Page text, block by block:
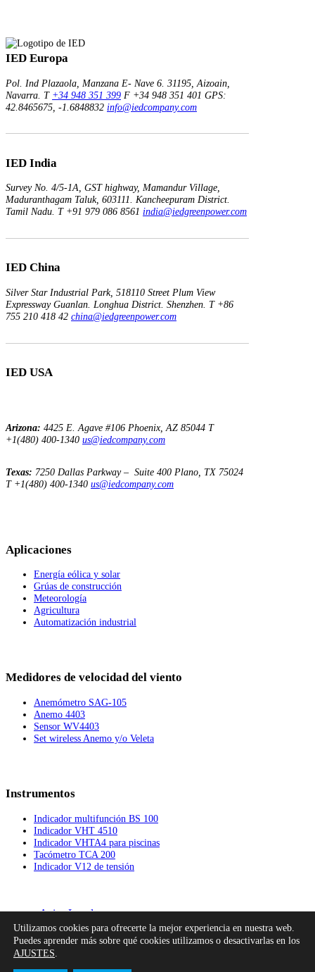
IED Europa
Pol. Ind Plazaola, Manzana E- Nave 6. 31195, Aizoain,
Navarra. T +34 948 351 399 F +34 948 351 401 GPS:
42.8465675, -1.6848832 info@iedcompany.com
IED India
Survey No. 4/5-1A, GST highway, Mamandur Village,
Maduranthagam Taluk, 603111. Kancheepuram District.
Tamil Nadu. T +91 979 086 8561 india@iedgreenpower.com
IED China
Silver Star Industrial Park, 518110 Street Plum View
Expressway Guanlan. Longhua District. Shenzhen. T +86
755 210 418 42 china@iedgreenpower.com
IED USA
Arizona: 4425 E. Agave #106 Phoenix, AZ 85044 T
+1(480) 400-1340 us@iedcompany.com
Texas: 7250 Dallas Parkway – Suite 400 Plano, TX 75024
T +1(480) 400-1340 us@iedcompany.com
Aplicaciones
Energía eólica y solar
Grúas de construcción
Meteorología
Agricultura
Automatización industrial
Medidores de velocidad del viento
Anemómetro SAG-105
Anemo 4403
Sensor WV4403
Set wireless Anemo y/o Veleta
Instrumentos
Indicador multifunción BS 100
Indicador VHT 4510
Indicador VHTA4 para piscinas
Tacómetro TCA 200
Indicador V12 de tensión
Aviso Legal
Política de Privacidad
Política de Cookies
Utilizamos cookies para ofrecerte la mejor experiencia en nuestra web.
Puedes aprender más sobre qué cookies utilizamos o desactivarlas en los
AJUSTES.